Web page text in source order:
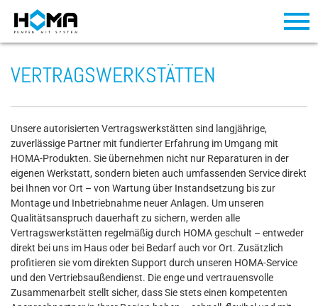
VERTRAGSWERKSTÄTTEN
Unsere autorisierten Vertragswerkstätten sind langjährige,
zuverlässige Partner mit fundierter Erfahrung im Umgang mit
HOMA-Produkten. Sie übernehmen nicht nur Reparaturen in der
eigenen Werkstatt, sondern bieten auch umfassenden Service direkt
bei Ihnen vor Ort – von Wartung über Instandsetzung bis zur
Montage und Inbetriebnahme neuer Anlagen. Um unseren
Qualitätsanspruch dauerhaft zu sichern, werden alle
Vertragswerkstätten regelmäßig durch HOMA geschult – entweder
direkt bei uns im Haus oder bei Bedarf auch vor Ort. Zusätzlich
profitieren sie vom direkten Support durch unseren HOMA-Service
und den Vertriebsaußendienst. Die enge und vertrauensvolle
Zusammenarbeit stellt sicher, dass Sie stets einen kompetenten